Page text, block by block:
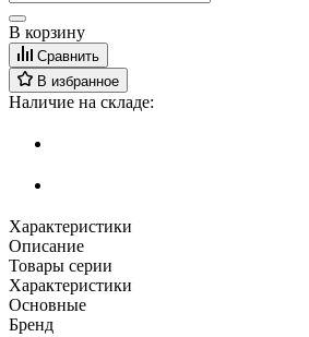
В корзину
Сравнить
В избранное
Наличие на складе:
Характеристики
Описание
Товары серии
Характеристики
Основные
Бренд